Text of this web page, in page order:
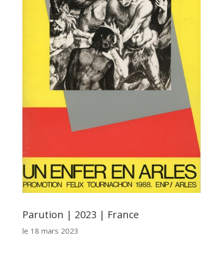
Parution | 2023 | France
le 18 mars 2023